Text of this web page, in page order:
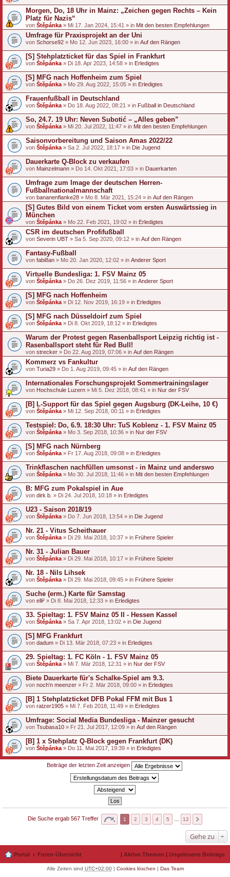
Morgen, Do, 18 Uhr in Mainz: „Zeichen gegen Rechts – Kein
Platz für Nazis“
von Štěpánka » Mi 17. Jan 2024, 15:41 » in Mit den besten Empfehlungen
Umfrage für Praxisprojekt an der Uni
von Schorse92 » Mo 12. Jun 2023, 16:00 » in Auf den Rängen
[S] Stehplatzticket für das Spiel in Frankfurt
von Štěpánka » Di 18. Apr 2023, 14:58 » in Erledigtes
[S] MFG nach Hoffenheim zum Spiel
von Štěpánka » Mo 29. Aug 2022, 15:05 » in Erledigtes
Frauenfußball in Deutschland
von Štěpánka » Do 18. Aug 2022, 08:21 » in Fußball in Deutschland
So, 24.7. 19 Uhr: Neven Subotić – „Alles geben”
von Štěpánka » Mi 20. Jul 2022, 11:47 » in Mit den besten Empfehlungen
Saisonvorbereitung und Saison Amas 2022/22
von Štěpánka » Sa 2. Jul 2022, 18:17 » in Die Jugend
Dauerkarte Q-Block zu verkaufen
von Mainzelmann » Do 14. Okt 2021, 17:03 » in Dauerkarten
Umfrage zum Image der deutschen Herren-
Fußballnationalmannschaft
von bananenflanke28 » Mo 8. Mär 2021, 15:24 » in Auf den Rängen
[S] Gutes Bild von einem Ticket vom ersten Auswärtssieg in
München
von Štěpánka » Mo 22. Feb 2021, 19:02 » in Erledigtes
CSR im deutschen Profifußball
von Severin UBT » Sa 5. Sep 2020, 09:12 » in Auf den Rängen
Fantasy-Fußball
von fabi8an » Mo 20. Jan 2020, 12:02 » in Anderer Sport
Virtuelle Bundesliga: 1. FSV Mainz 05
von Štěpánka » Do 26. Dez 2019, 11:56 » in Anderer Sport
[S] MFG nach Hoffenheim
von Štěpánka » Di 12. Nov 2019, 16:19 » in Erledigtes
[S] MFG nach Düsseldoirf zum Spiel
von Štěpánka » Di 8. Okt 2019, 18:12 » in Erledigtes
Warum der Protest gegen Rasenballsport Leipzig richtig ist -
Rasenballsport steht für Red Bull!
von strecker » Do 22. Aug 2019, 07:06 » in Auf den Rängen
Kommerz vs Fankultur
von Turia29 » Do 1. Aug 2019, 09:45 » in Auf den Rängen
Internationales Forschungsprojekt Sommertrainingslager
von Hochschule Luzern » Mi 5. Dez 2018, 08:41 » in Nur der FSV
[B] L-Support für das Spiel gegen Augsburg (DK-Leihe, 10 €)
von Štěpánka » Mi 12. Sep 2018, 00:11 » in Erledigtes
Testspiel: Do, 6.9. 18:30 Uhr: TuS Koblenz - 1. FSV Mainz 05
von Štěpánka » Mo 3. Sep 2018, 10:36 » in Nur der FSV
[S] MFG nach Nürnberg
von Štěpánka » Fr 17. Aug 2018, 09:08 » in Erledigtes
Trinkflaschen nachfüllen umsonst - in Mainz und anderswo
von Štěpánka » Mo 30. Jul 2018, 11:46 » in Mit den besten Empfehlungen
B: MFG zum Pokalspiel in Aue
von dirk b. » Di 24. Jul 2018, 10:18 » in Erledigtes
U23 - Saison 2018/19
von Štěpánka » Do 7. Jun 2018, 13:54 » in Die Jugend
Nr. 21 - Vitus Scheithauer
von Štěpánka » Di 29. Mai 2018, 10:37 » in Frühere Spieler
Nr. 31 - Julian Bauer
von Štěpánka » Di 29. Mai 2018, 10:17 » in Frühere Spieler
Nr. 18 - Nils Lihsek
von Štěpánka » Di 29. Mai 2018, 09:45 » in Frühere Spieler
Suche (erm.) Karte für Samstag
von elli² » Di 8. Mai 2018, 12:33 » in Erledigtes
33. Spieltag: 1. FSV Mainz 05 II - Hessen Kassel
von Štěpánka » Sa 7. Apr 2018, 13:02 » in Die Jugend
[S] MFG Frankfurt
von dadum » Di 13. Mär 2018, 07:23 » in Erledigtes
29. Spieltag: 1. FC Köln - 1. FSV Mainz 05
von Štěpánka » Mi 7. Mär 2018, 12:31 » in Nur der FSV
Biete Dauerkarte für's Schalke-Spiel am 9.3.
von noch'n meenzer » Fr 2. Mär 2018, 09:00 » in Erledigtes
[B] 1 Stehplatzticket DFB Pokal FFM mit Bus 1
von ratzer1905 » Mi 7. Feb 2018, 11:49 » in Erledigtes
Umfrage: Social Media Bundesliga - Mainzer gesucht
von Tsubasa10 » Fr 21. Jul 2017, 12:09 » in Auf den Rängen
[B] 1 x Stehplatz Q-Block gegen Frankfurt (DK)
von Štěpánka » Do 11. Mai 2017, 19:39 » in Erledigtes
Beiträge der letzten Zeit anzeigen
Die Suche ergab 567 Treffer 1 2 3 4 5 12
Gehe zu
Portal Foren-Übersicht | Aktive Themen | Ungelesene Beiträge
Alle Zeiten sind UTC+02:00| Cookies löschen | Das Team